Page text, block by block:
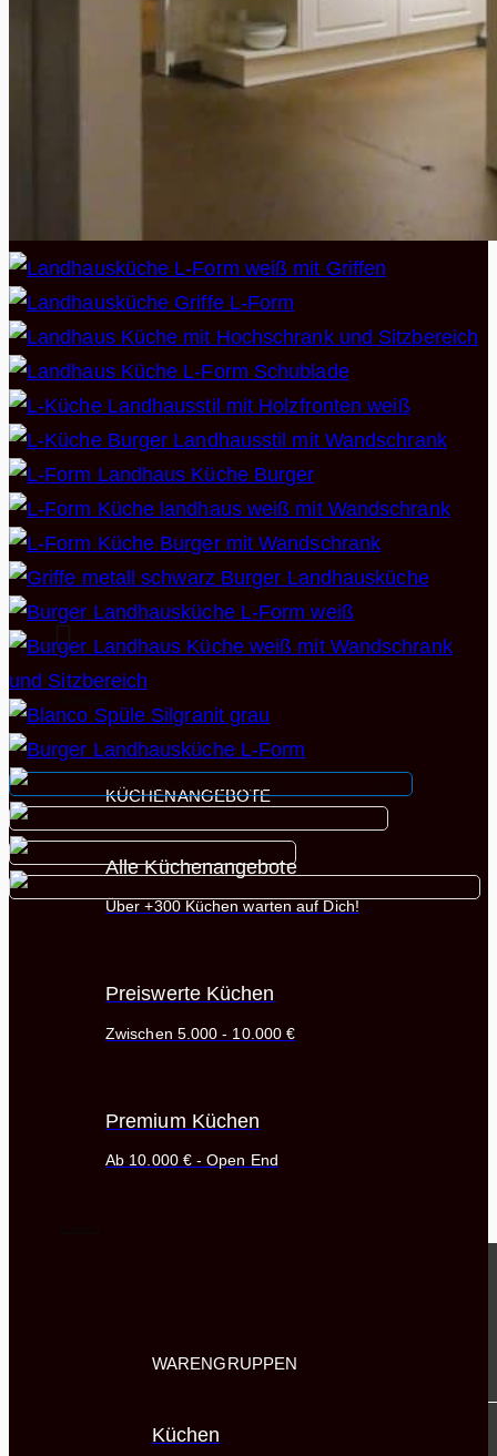
KÜCHENANGEBOTE
Alle Küchenangebote
Über +300 Küchen warten auf Dich!
Preiswerte Küchen
Zwischen 5.000 - 10.000 €
Premium Küchen
Ab 10.000 € - Open End
WARENGRUPPEN
Küchen